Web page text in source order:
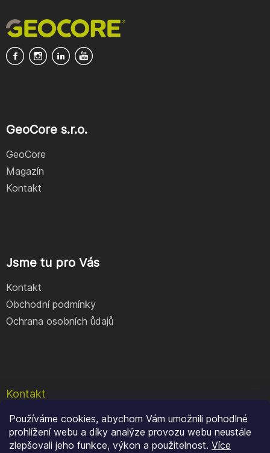
Používáme cookies, abychom Vám umožnili pohodlné
prohlížení webu a díky analýze provozu webu neustále
zlepšovali jeho funkce, výkon a použitelnost. Více
GeoCore s.r.o.
GeoCore
Magazín
Kontakt
Jsme tu pro Vás
Kontakt
Obchodní podmínky
Ochrana osobních ůdajů
Kontakt
e-shop @geocore.cz
+420 777 409 900